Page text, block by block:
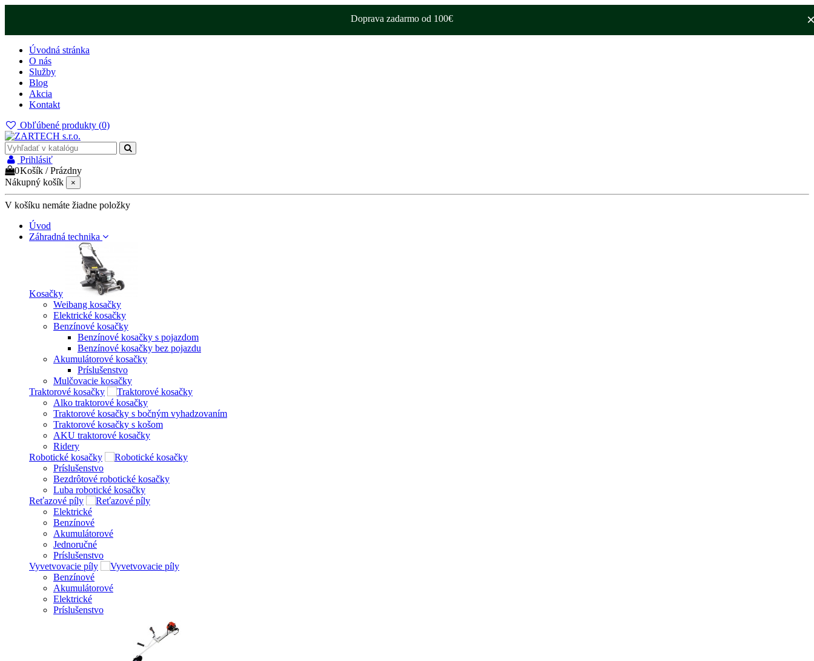
Doprava zadarmo od 100€
Úvodná stránka
O nás
Služby
Blog
Akcia
Kontakt
Obľúbené produkty (0)
Prihlásiť
0Košík /Prázdny
Nákupný košík
×
V košíku nemáte žiadne položky
Úvod
Záhradná technika
Kosačky
Weibang kosačky
Elektrické kosačky
Benzínové kosačky
Benzínové kosačky s pojazdom
Benzínové kosačky bez pojazdu
Akumulátorové kosačky
Príslušenstvo
Mulčovacie kosačky
Traktorové kosačky
Alko traktorové kosačky
Traktorové kosačky s bočným vyhadzovaním
Traktorové kosačky s košom
AKU traktorové kosačky
Ridery
Robotické kosačky
Príslušenstvo
Bezdrôtové robotické kosačky
Luba robotické kosačky
Reťazové píly
Elektrické
Benzínové
Akumulátorové
Jednoručné
Príslušenstvo
Vyvetvovacie píly
Benzínové
Akumulátorové
Elektrické
Príslušenstvo